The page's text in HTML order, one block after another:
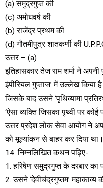
(a) समुद्रगुप्त की
(c) अमोघवर्ष की
(b) राजेंद्र प्रथम की
(d) गौतमीपुत्र शातकर्णी की
उत्तर – (a)
इतिहासकार तेज राम शर्मा ने
इंपीरियल गुप्ताज’ में उल्लेख किया
जिसके बाद उसने ‘पृथिव्यामा
‘ऐसा व्यक्ति जिसका पृथ्वी पर कोई
उत्तर प्रदेश लोक सेवा आयोग ने
को मूल्यांकन से बाहर कर दिया था।
14. निम्नलिखित कथन पढ़िए-
1. हरिषेण समुद्रगुप्त के दरबार का
2. उसने ‘देवीचंद्रगुप्तम’ महाकाव्य